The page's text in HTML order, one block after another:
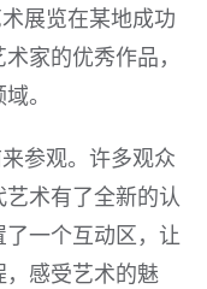
展览在某地成功
家的优秀作品，
。
参观。许多观众
术有了全新的认
一个互动区，让
感受艺术的魅